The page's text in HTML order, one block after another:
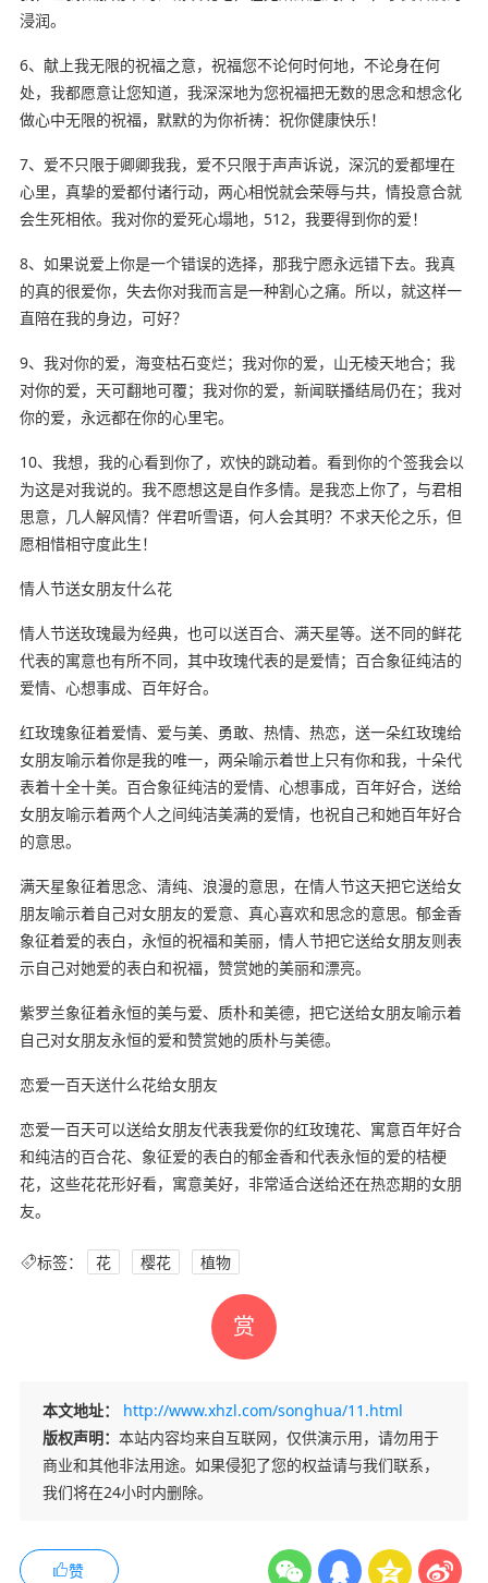
浸润。
6、献上我无限的祝福之意，祝福您不论何时何地，不论身在何
处，我都愿意让您知道，我深深地为您祝福把无数的思念和想念化
做心中无限的祝福，默默的为你祈祷：祝你健康快乐！
7、爱不只限于卿卿我我，爱不只限于声声诉说，深沉的爱都埋在
心里，真挚的爱都付诸行动，两心相悦就会荣辱与共，情投意合就
会生死相依。我对你的爱死心塌地，512，我要得到你的爱！
8、如果说爱上你是一个错误的选择，那我宁愿永远错下去。我真
的真的很爱你，失去你对我而言是一种割心之痛。所以，就这样一
直陪在我的身边，可好？
9、我对你的爱，海变枯石变烂；我对你的爱，山无棱天地合；我
对你的爱，天可翻地可覆；我对你的爱，新闻联播结局仍在；我对
你的爱，永远都在你的心里宅。
10、我想，我的心看到你了，欢快的跳动着。看到你的个签我会以
为这是对我说的。我不愿想这是自作多情。是我恋上你了，与君相
思意，几人解风情？伴君听雪语，何人会其明？不求天伦之乐，但
愿相惜相守度此生！
情人节送女朋友什么花
情人节送玫瑰最为经典，也可以送百合、满天星等。送不同的鲜花
代表的寓意也有所不同，其中玫瑰代表的是爱情；百合象征纯洁的
爱情、心想事成、百年好合。
红玫瑰象征着爱情、爱与美、勇敢、热情、热恋，送一朵红玫瑰给
女朋友喻示着你是我的唯一，两朵喻示着世上只有你和我，十朵代
表着十全十美。百合象征纯洁的爱情、心想事成，百年好合，送给
女朋友喻示着两个人之间纯洁美满的爱情，也祝自己和她百年好合
的意思。
满天星象征着思念、清纯、浪漫的意思，在情人节这天把它送给女
朋友喻示着自己对女朋友的爱意、真心喜欢和思念的意思。郁金香
象征着爱的表白，永恒的祝福和美丽，情人节把它送给女朋友则表
示自己对她爱的表白和祝福，赞赏她的美丽和漂亮。
紫罗兰象征着永恒的美与爱、质朴和美德，把它送给女朋友喻示着
自己对女朋友永恒的爱和赞赏她的质朴与美德。
恋爱一百天送什么花给女朋友
恋爱一百天可以送给女朋友代表我爱你的红玫瑰花、寓意百年好合
和纯洁的百合花、象征爱的表白的郁金香和代表永恒的爱的桔梗
花，这些花花形好看，寓意美好，非常适合送给还在热恋期的女朋
友。
标签： 花 樱花 植物
赏
本文地址：
http://www.xhzl.com/songhua/11.html
版权声明： 本站内容均来自互联网，仅供演示用，请勿用于
商业和其他非法用途。如果侵犯了您的权益请与我们联系，
我们将在24小时内删除。
赞